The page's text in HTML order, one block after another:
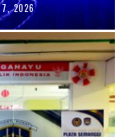
2026